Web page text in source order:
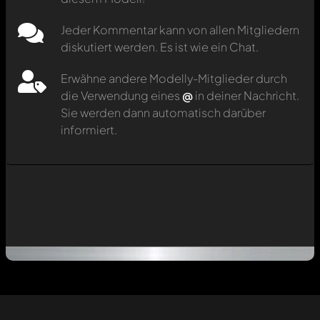
Jeder Kommentar kann von allen Mitgliedern
diskutiert werden. Es ist wie ein Chat.
Erwähne andere Modelly-Mitglieder durch
die Verwendung eines @in deiner Nachricht.
Sie werden dann automatisch darüber
informiert.